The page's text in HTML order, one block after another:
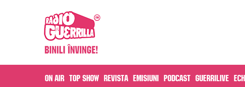
On air Top Show Revista Emisiuni Podcast Guerrilive